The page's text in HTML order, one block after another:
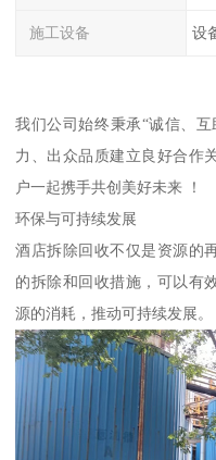
施工设备 设
我们公司始终秉承“诚信、
力、出众品质建立良好合作
户一起携手共创美好未来 ！
环保与可持续发展
酒店拆除回收不仅是资源的
的拆除和回收措施，可以有
源的消耗，推动可持续发展。